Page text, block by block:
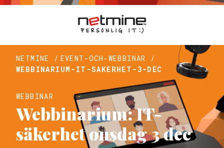
NETMINE / EVENT-OCH-WEBBINAR /
WEBBINARIUM-IT-SAKERHET-3-DEC
WEBBINAR
Webbinarium: IT-
säkerhet onsdag 3 dec